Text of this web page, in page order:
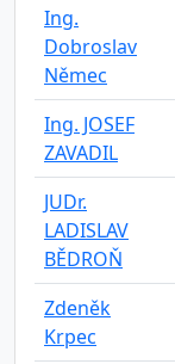
Ing.
Dobroslav
Němec
Ing. JOSEF
ZAVADIL
JUDr.
LADISLAV
BĚDROŇ
Zdeněk
Krpec